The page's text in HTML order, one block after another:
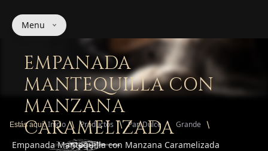
Menu
EMPANADA
MANTEQUILLA CON
MANZANA
CARAMELIZADA
Estás aquí: Inicio Productos Pan Dulce Grande
Empanada Mantequilla con Manzana Caramelizada